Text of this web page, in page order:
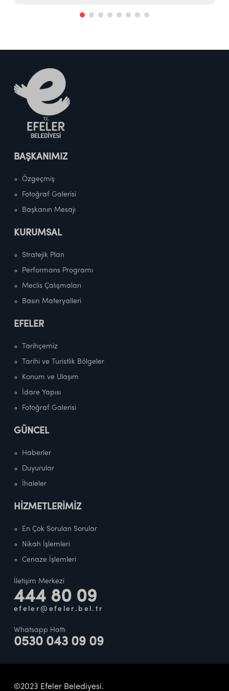
BAŞKANIMIZ
Özgeçmiş
Fotoğraf Galerisi
Başkanın Mesajı
KURUMSAL
Stratejik Plan
Performans Programı
Meclis Çalışmaları
Basın Materyalleri
EFELER
Tarihçemiz
Tarihi ve Turistlik Bölgeler
Konum ve Ulaşım
İdare Yapısı
Fotoğraf Galerisi
GÜNCEL
Haberler
Duyurular
İhaleler
HİZMETLERİMİZ
En Çok Sorulan Sorular
Nikah İşlemleri
Cenaze İşlemleri
İletişim Merkezi
444 80 09
efeler@efeler.bel.tr
Whatsapp Hattı
0530 043 09 09
©2023 Efeler Belediyesi.